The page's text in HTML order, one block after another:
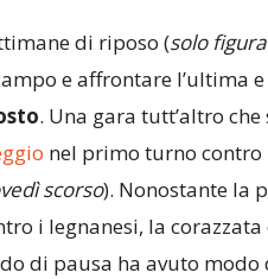
di riposo (solo
e affrontare l’ultima
. Una gara tutt’altro
nel primo turno contro
scorso). Nonostante la
i legnanesi, la
di pausa ha avuto